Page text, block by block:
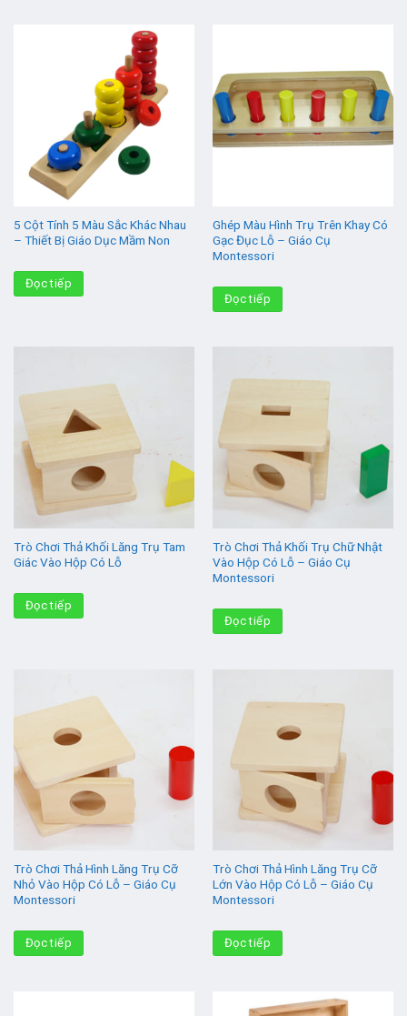
5 Cột Tính 5 Màu Sắc Khác Nhau
– Thiết Bị Giáo Dục Mầm Non
Đọc tiếp
Ghép Màu Hình Trụ Trên Khay Có
Gạc Đục Lỗ – Giáo Cụ
Montessori
Đọc tiếp
Trò Chơi Thả Khối Lăng Trụ Tam
Giác Vào Hộp Có Lỗ
Đọc tiếp
Trò Chơi Thả Khối Trụ Chữ Nhật
Vào Hộp Có Lỗ – Giáo Cụ
Montessori
Đọc tiếp
Trò Chơi Thả Hình Lăng Trụ Cỡ
Nhỏ Vào Hộp Có Lỗ – Giáo Cụ
Montessori
Đọc tiếp
Trò Chơi Thả Hình Lăng Trụ Cỡ
Lớn Vào Hộp Có Lỗ – Giáo Cụ
Montessori
Đọc tiếp